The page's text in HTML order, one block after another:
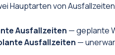
Hauptarten von
Ausfallzeiten — geplante
Ausfallzeiten —